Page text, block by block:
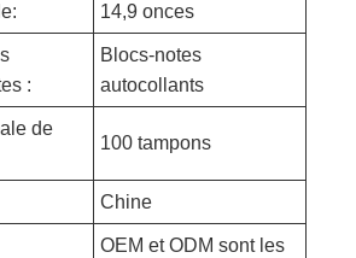
14,9 onces
:
Blocs-notes
autocollants
de
100 tampons
Chine
OEM et ODM sont les